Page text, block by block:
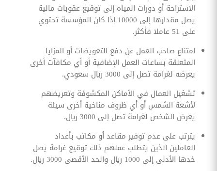
الاستراحة أو دورات المياه إلى توقيع عقوبات مالية
يصل مقدارها إلى 10000 إذا كان المؤسسة تحتوي
على 51 عاملا فأكثر.
امتناع صاحب العمل عن دفع التعويضات أو المزايا
المتعلقة بساعات العمل الإضافية أو أي مكافآت أخرى
يعرضه لغرامة تصل إلى 3000 ريال سعودي.
تشغيل العمال في الأماكن المكشوفة وتعريضهم
لأشعة الشمس أو أي ظروف مناخية أخرى سيئة
يعرض الشخص لغرامة تصل إلى 3000 ريال.
يترتب على عدم توفير مقاعد أو مكاتب بأعداد
العاملين الذين يتطلب عملهم ذلك توقيع غرامة يصل
خدها الأدنى إلى 1000 ريال والحد الأقصى 3000 ريال.